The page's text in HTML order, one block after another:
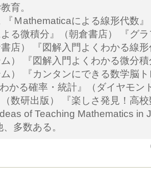
育。
『Ｍathematicaによる線形代数
る微積分』（朝倉書店） 『グ
店） 『図解入門よくわかる線
ム） 『図解入門よくわかる微分
ム） 『カンタンにできる数学脳
かる確率・統計』（ダイヤモン
数研出版） 『楽しさ発見！高
of Teaching Mathematics in
多数ある。